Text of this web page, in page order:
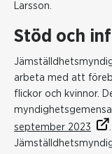
Larsson.
Stöd och
arbeta med att
flickor och kvinnor.
september 2023